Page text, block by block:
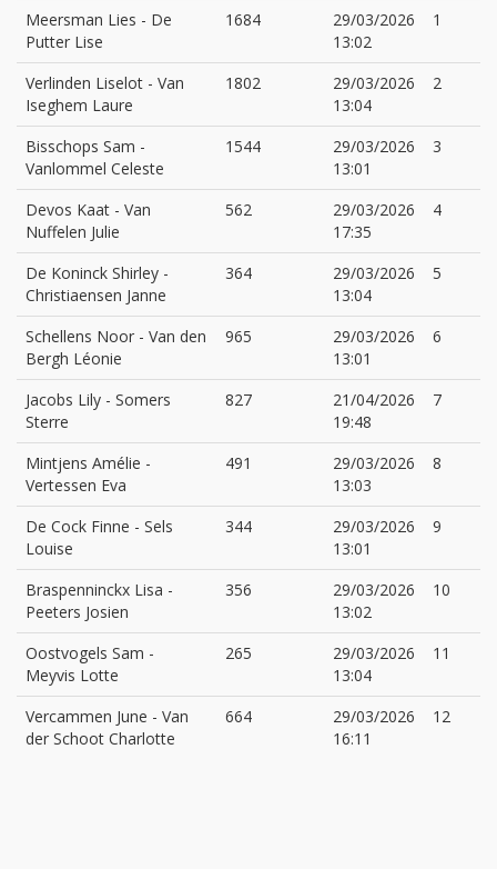
Meersman Lies - De
Putter Lise
1684
29/03/2026
13:02
1
Verlinden Liselot - Van
Iseghem Laure
1802
29/03/2026
13:04
2
Bisschops Sam -
Vanlommel Celeste
1544
29/03/2026
13:01
3
Devos Kaat - Van
Nuffelen Julie
562
29/03/2026
17:35
4
De Koninck Shirley -
Christiaensen Janne
364
29/03/2026
13:04
5
Schellens Noor - Van den
Bergh Léonie
965
29/03/2026
13:01
6
Jacobs Lily - Somers
Sterre
827
21/04/2026
19:48
7
Mintjens Amélie -
Vertessen Eva
491
29/03/2026
13:03
8
De Cock Finne - Sels
Louise
344
29/03/2026
13:01
9
Braspenninckx Lisa -
Peeters Josien
356
29/03/2026
13:02
10
Oostvogels Sam -
Meyvis Lotte
265
29/03/2026
13:04
11
Vercammen June - Van
der Schoot Charlotte
664
29/03/2026
16:11
12